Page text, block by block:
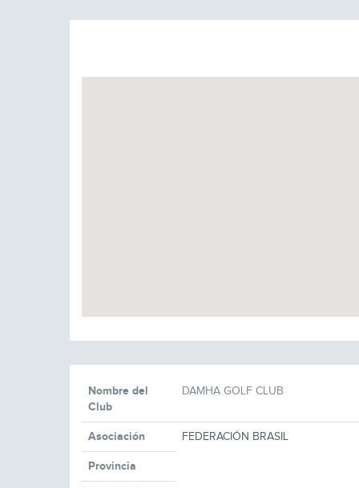
Nombre del
Club
DAMHA GOLF CLUB
Asociación FEDERACIÓN BRASIL
Provincia